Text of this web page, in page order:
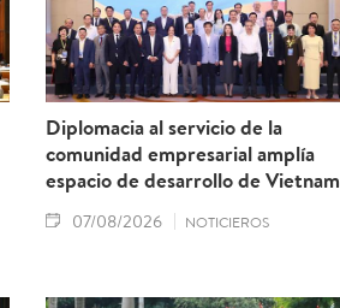
Diplomacia al servicio de la
comunidad empresarial amplía
espacio de desarrollo de Vietnam
07/08/2026 NOTICIEROS